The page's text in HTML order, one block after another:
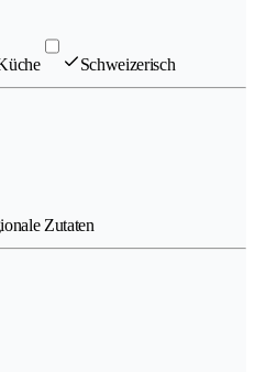
Schweizerisch
Zutaten